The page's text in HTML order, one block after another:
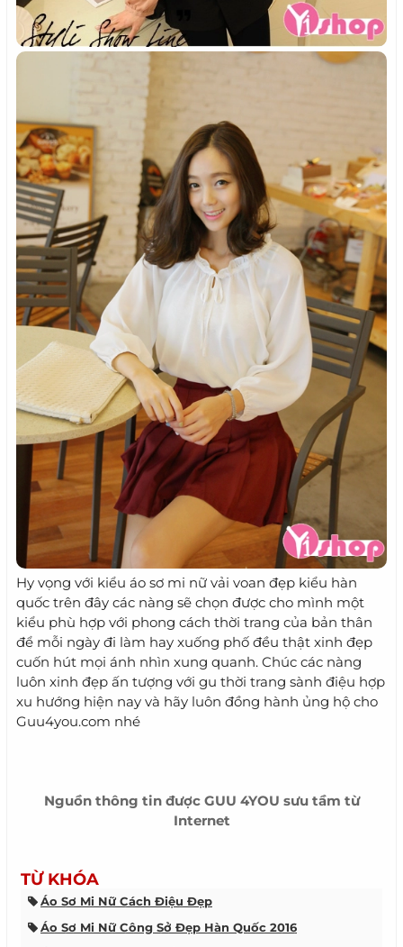
Hy vọng với kiểu áo sơ mi nữ vải voan đẹp kiểu hàn
quốc trên đây các nàng sẽ chọn được cho mình một
kiểu phù hợp với phong cách thời trang của bản thân
để mỗi ngày đi làm hay xuống phố đều thật xinh đẹp
cuốn hút mọi ánh nhìn xung quanh. Chúc các nàng
luôn xinh đẹp ấn tượng với gu thời trang sành điệu hợp
xu hướng hiện nay và hãy luôn đồng hành ủng hộ cho
Guu4you.com nhé
Nguồn thông tin được GUU 4YOU sưu tầm từ
Internet
TỪ KHÓA
Áo Sơ Mi Nữ Cách Điệu Đẹp
Áo Sơ Mi Nữ Công Sở Đẹp Hàn Quốc 2016